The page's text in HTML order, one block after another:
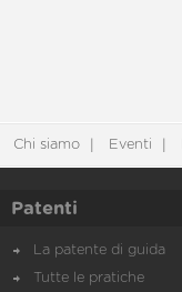
Chi siamo Eventi
Patenti
La patente di guida
Tutte le pratiche